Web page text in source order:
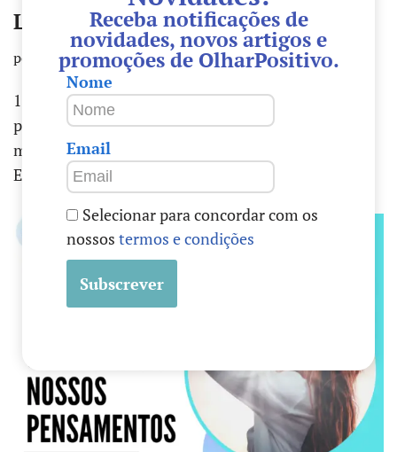
LIMPEZA ENERGÉTICA:
por Olharpositivo 19 de Junho, 2020
1-No início da sua sessão, passaremos um breve
período discutindo o seu cenário de vida atual, e o
motivo de estar aqui. 2- LIMPEZA
ENERGÉTICA…
Receba notificações de
novidades, novos artigos e
promoções de OlharPositivo.
Nome
Email
Selecionar para concordar com os
nossos termos e condições